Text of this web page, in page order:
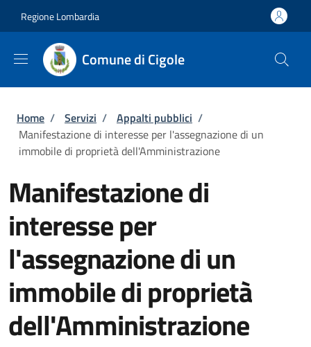
Regione Lombardia
Comune di Cigole
Briciole di pane
Home / Servizi / Appalti pubblici /
Manifestazione di interesse per l'assegnazione di un
immobile di proprietà dell'Amministrazione
Manifestazione di
interesse per
l'assegnazione di un
immobile di proprietà
dell'Amministrazione